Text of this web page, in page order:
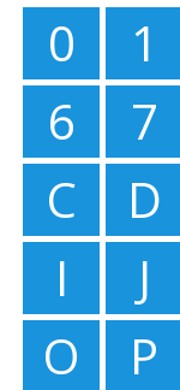
0 1
6
7
C
D
I
J
O
P